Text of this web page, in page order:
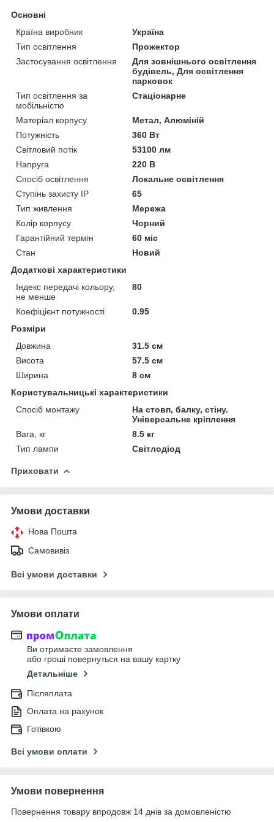
Основні
Країна виробник
Україна
Тип освітлення
Прожектор
Застосування освітлення
Для зовнішнього освітлення
будівель, Для освітлення
парковок
Тип освітлення за
мобільністю
Стаціонарне
Матеріал корпусу
Метал, Алюміній
Потужність
360 Вт
Світловий потік
53100 лм
Напруга
220 В
Спосіб освітлення
Локальне освітлення
Ступінь захисту IP
65
Тип живлення
Мережа
Колір корпусу
Чорний
Гарантійний термін
60 міс
Стан
Новий
Додаткові характеристики
Індекс передачі кольору,
не менше
80
Коефіцієнт потужності
0.95
Розміри
Довжина
31.5 см
Висота
57.5 см
Ширина
8 см
Користувальницькі характеристики
Спосіб монтажу
На стовп, балку, стіну.
Універсальне кріплення
Вага, кг
8.5 кг
Тип лампи
Світлодіод
Приховати
Умови доставки
Нова Пошта
Самовивіз
Всі умови доставки
Умови оплати
Ви отримаєте замовлення
або гроші повернуться на вашу картку
Детальніше
Післяплата
Оплата на рахунок
Готівкою
Всі умови оплати
Умови повернення
Повернення товару впродовж 14 днів за домовленістю